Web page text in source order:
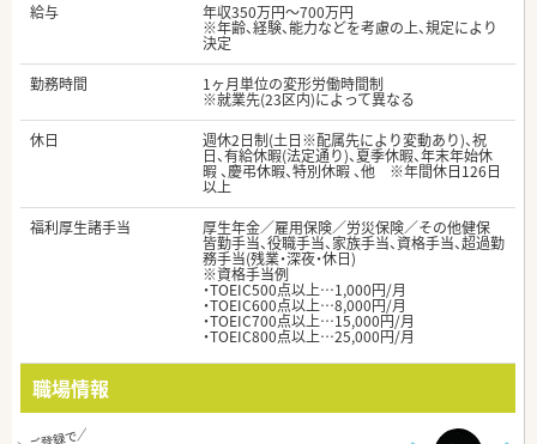
給与
年収350万円～700万円
※年齢、経験、能力などを考慮の上、規定により
決定
勤務時間
1ヶ月単位の変形労働時間制
※就業先(23区内)によって異なる
休日
週休2日制(土日※配属先により変動あり)、祝
日、有給休暇(法定通り)、夏季休暇、年末年始休
暇 、慶弔休暇、特別休暇 、他 ※年間休日126日
以上
福利厚生諸手当
厚生年金／雇用保険／労災保険／その他健保
皆勤手当、役職手当、家族手当、資格手当、超過勤
務手当(残業・深夜・休日)
※資格手当例
・TOEIC500点以上…1,000円/月
・TOEIC600点以上…8,000円/月
・TOEIC700点以上…15,000円/月
・TOEIC800点以上…25,000円/月
職場情報